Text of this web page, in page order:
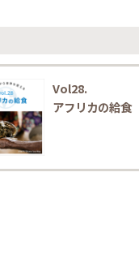
Vol28.
アフリカの給食